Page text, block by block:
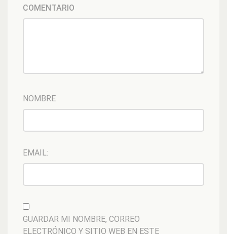
COMENTARIO
NOMBRE
EMAIL:
GUARDAR MI NOMBRE, CORREO
ELECTRÓNICO Y SITIO WEB EN ESTE